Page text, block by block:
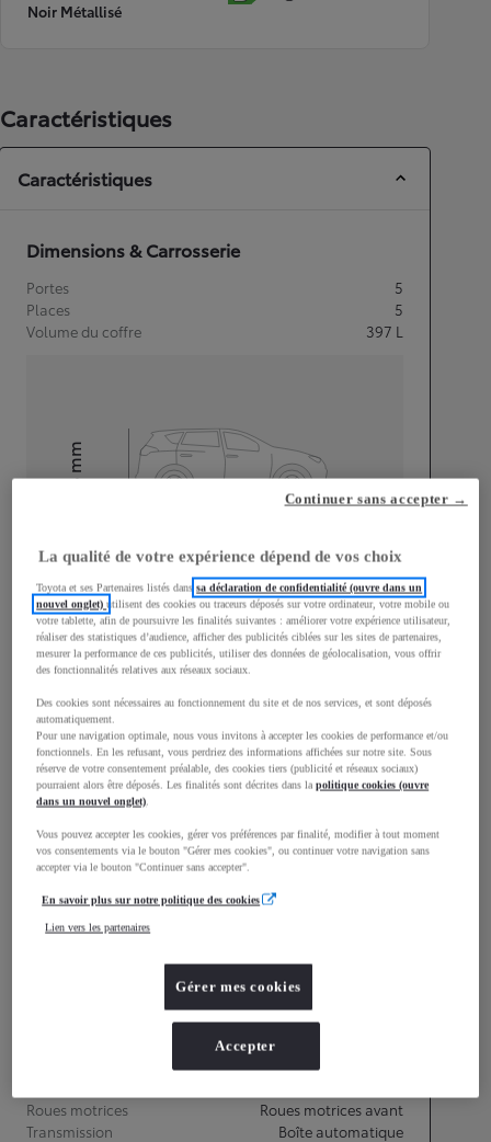
Noir Métallisé
Caractéristiques
Caractéristiques
Dimensions & Carrosserie
Portes
5
Places
5
Volume du coffre
397 L
4 180mm
mm
Largeur
1 765 mm
Consommation mixte 4,5L/100 km
Émissions CO2
Accélération 0-100km/h
10,7
Roues motrices
Roues motrices avant
Transmission
Boîte automatique
La qualité de votre expérience dépend de vos choix
Toyota et ses Partenaires listés danssa déclaration de confidentialité (ouvre dans un
nouvel onglet)utilisent des cookies ou traceurs déposés sur votre ordinateur, votre mobile ou
votre tablette, afin de poursuivre les finalités suivantes : améliorer votre expérience utilisateur,
réaliser des statistiques d’audience, afficher des publicités ciblées sur les sites de partenaires,
mesurer la performance de ces publicités, utiliser des données de géolocalisation, vous offrir
des fonctionnalités relatives aux réseaux sociaux.
Des cookies sont nécessaires au fonctionnement du site et de nos services, et sont déposés
automatiquement.
Pour une navigation optimale, nous vous invitons à accepter les cookies de performance et/ou
fonctionnels. En les refusant, vous perdriez des informations affichées sur notre site. Sous
réserve de votre consentement préalable, des cookies tiers (publicité et réseaux sociaux)
pourraient alors être déposés. Les finalités sont décrites dans lapolitique cookies (ouvre
dans un nouvel onglet).
Vous pouvez accepter les cookies, gérer vos préférences par finalité, modifier à tout moment
vos consentements via le bouton "Gérer mes cookies", ou continuer votre navigation sans
accepter via le bouton "Continuer sans accepter".
En savoir plus sur notre politique des cookies
Lien vers les partenaires
Gérer mes cookies
Continuer sans accepter →
Accepter